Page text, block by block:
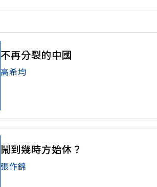
不再分裂的中國
高希均
鬧到幾時方始休？
張作錦